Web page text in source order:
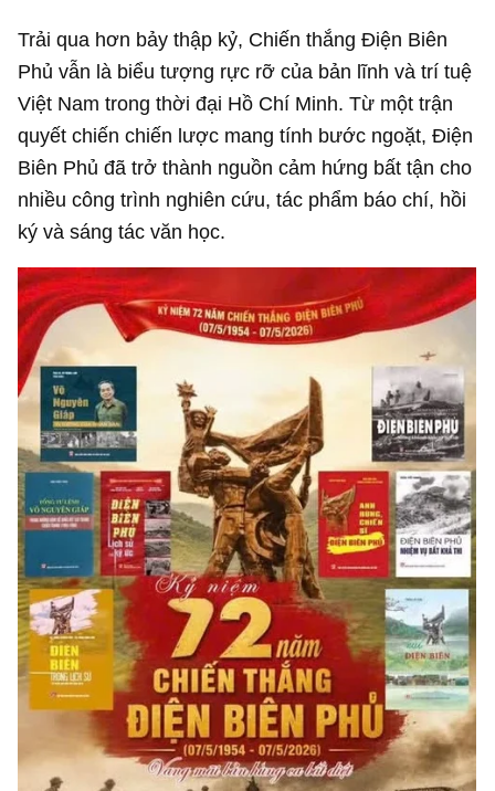
Trải qua hơn bảy thập kỷ, Chiến thắng Điện Biên
Phủ vẫn là biểu tượng rực rỡ của bản lĩnh và trí tuệ
Việt Nam trong thời đại Hồ Chí Minh. Từ một trận
quyết chiến chiến lược mang tính bước ngoặt, Điện
Biên Phủ đã trở thành nguồn cảm hứng bất tận cho
nhiều công trình nghiên cứu, tác phẩm báo chí, hồi
ký và sáng tác văn học.